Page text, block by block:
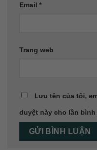
Email *
Trang web
Lưu tên của tôi,
duyệt này cho lần